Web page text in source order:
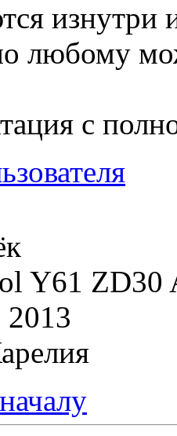
изнутри
любому
с
Y61 ZD30
2013